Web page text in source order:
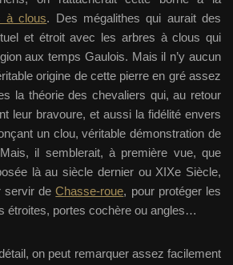
à clous. Des mégalithes qui aurait des
et étroit avec les arbres à clous qui
aux temps Gaulois. Mais il n’y aucun
origine de cette pierre en gré assez
la théorie des chevaliers qui, au retour
leur bravoure, et aussi la fidélité envers
un clou, véritable démonstration de
il semblerait, à première vue, que
là au siècle dernier ou XIXe Siècle,
servir deChasse-roue, pour protéger les
étroites, portes cochère ou angles…
on peut remarquer assez facilement